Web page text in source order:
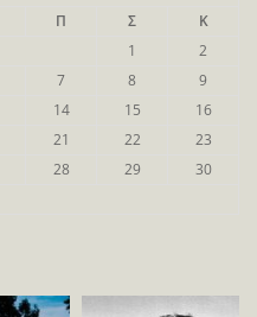
Π Σ
Κ
1
2
7 8
9
14 15
16
21 22
23
28 29
30